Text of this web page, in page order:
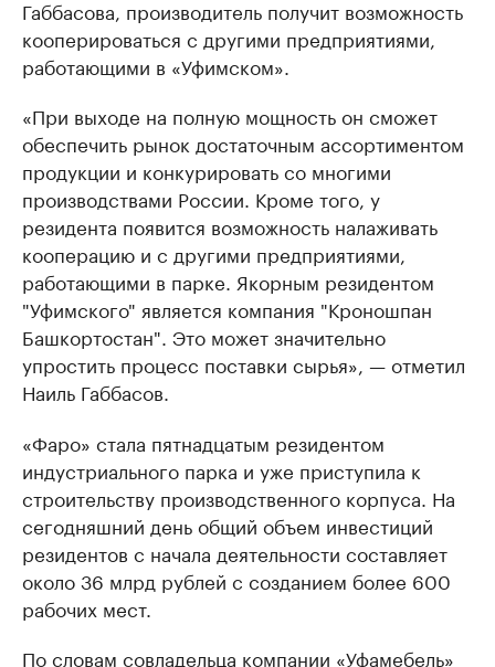
Габбасова, производитель получит возможность
кооперироваться с другими предприятиями,
работающими в «Уфимском».
«При выходе на полную мощность он сможет
обеспечить рынок достаточным ассортиментом
продукции и конкурировать со многими
производствами России. Кроме того, у
резидента появится возможность налаживать
кооперацию и с другими предприятиями,
работающими в парке. Якорным резидентом
"Уфимского" является компания "Кроношпан
Башкортостан". Это может значительно
упростить процесс поставки сырья», — отметил
Наиль Габбасов.
«Фаро» стала пятнадцатым резидентом
индустриального парка и уже приступила к
строительству производственного корпуса. На
сегодняшний день общий объем инвестиций
резидентов с начала деятельности составляет
около 36 млрд рублей с созданием более 600
рабочих мест.
По словам совладельца компании «Уфамебель»